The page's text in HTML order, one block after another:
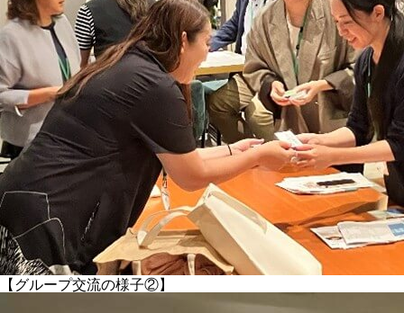
【グループ交流の様子②】